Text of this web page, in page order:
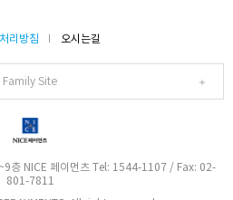
리방침 오시는길
Family Site
층 NICE 페이먼츠 Tel: 1544-1107 / Fax: 02-
801-7811